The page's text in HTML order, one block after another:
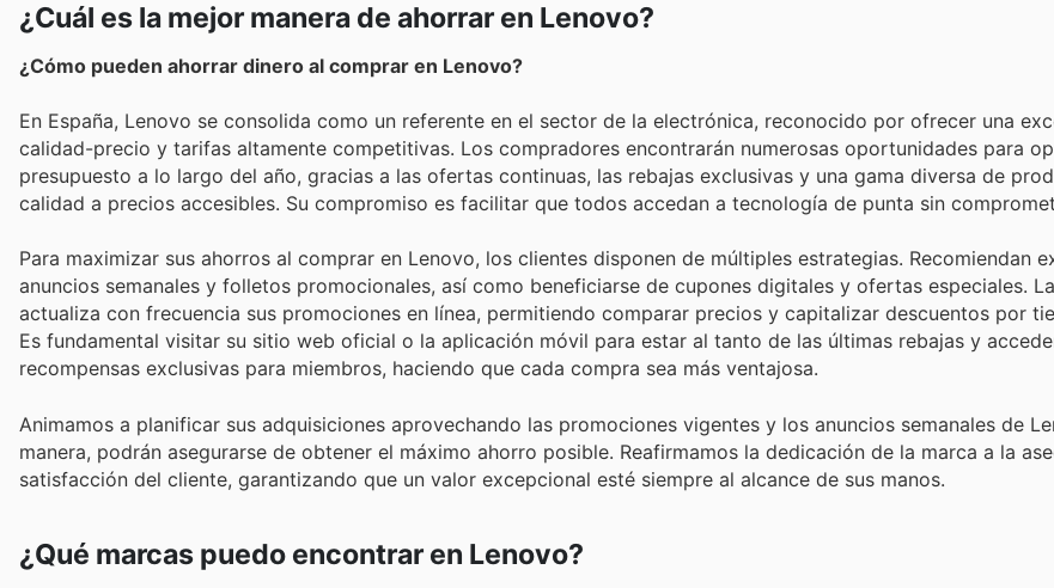
¿Cuál es la mejor manera de ahorrar en Lenovo?
¿Cómo pueden ahorrar dinero al comprar en Lenovo?
En España, Lenovo se consolida como un referente en el sector de la electrónica, reconocido por ofrecer una
calidad-precio y tarifas altamente competitivas. Los compradores encontrarán numerosas oportunidades para
presupuesto a lo largo del año, gracias a las ofertas continuas, las rebajas exclusivas y una gama diversa de
calidad a precios accesibles. Su compromiso es facilitar que todos accedan a tecnología de punta sin
Para maximizar sus ahorros al comprar en Lenovo, los clientes disponen de múltiples estrategias. Recomiendan
anuncios semanales y folletos promocionales, así como beneficiarse de cupones digitales y ofertas especiales.
actualiza con frecuencia sus promociones en línea, permitiendo comparar precios y capitalizar descuentos por
Es fundamental visitar su sitio web oficial o la aplicación móvil para estar al tanto de las últimas rebajas y
recompensas exclusivas para miembros, haciendo que cada compra sea más ventajosa.
Animamos a planificar sus adquisiciones aprovechando las promociones vigentes y los anuncios semanales de
manera, podrán asegurarse de obtener el máximo ahorro posible. Reafirmamos la dedicación de la marca a la
satisfacción del cliente, garantizando que un valor excepcional esté siempre al alcance de sus manos.
¿Qué marcas puedo encontrar en Lenovo?